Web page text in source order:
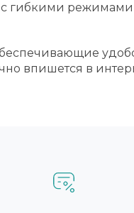
гибкими
впишется в